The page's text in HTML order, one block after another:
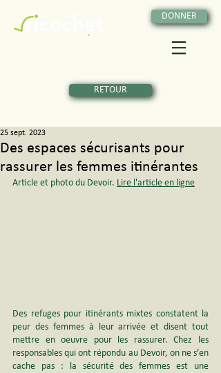
DONNER
RETOUR
Des espaces sécurisants pour
rassurer les femmes itinérantes
25 sept. 2023
Article et photo du Devoir. Lire l'article en ligne
Des refuges pour itinérants mixtes constatent la
peur des femmes à leur arrivée et disent tout
mettre en oeuvre pour les rassurer. Chez les
responsables qui ont répondu au Devoir, on ne s’en
cache pas : la sécurité des femmes est une